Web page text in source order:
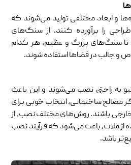
و ابعاد مختلفی تولید می‌شوند که
را برآورده کنند. از سنگ‌های
سنگ‌های بزرگ و عظیم، هر کدام
و جالب در فضاها استفاده شوند.
به راحتی نصب می‌شوند و این باعث
مصالح ساختمانی، انتخاب خوبی برای
باشند. روش‌های مختلف نصب، از
از ملات، باعث می‌شود که فرآیند نصب
باشد.